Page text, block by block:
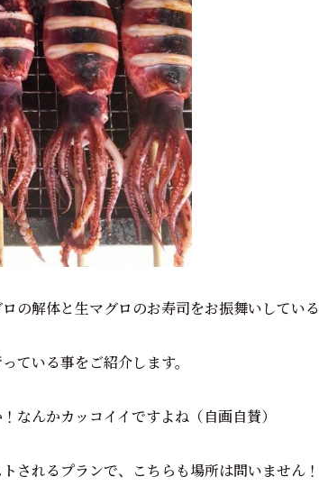
の解体と生マグロのお寿司をお振舞いしている
ている事をご紹介します。
なんかカッコイイですよね（自画自賛）
されるプランで、こちらも場所は問いません！